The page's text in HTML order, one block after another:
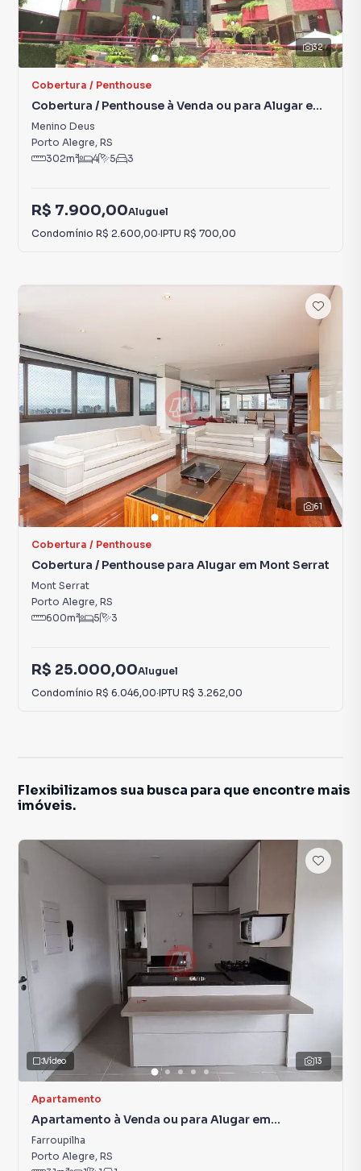
32
Cobertura / Penthouse
Cobertura / Penthouse à Venda ou para Alugar em
Menino Deus
Menino Deus
Porto Alegre, RS
302m² 4 5 3
R$ 7.900,00Aluguel
Condomínio R$ 2.600,00·IPTU R$ 700,00
61
Cobertura / Penthouse
Cobertura / Penthouse para Alugar em Mont Serrat
Mont Serrat
Porto Alegre, RS
600m² 5 3
R$ 25.000,00Aluguel
Condomínio R$ 6.046,00·IPTU R$ 3.262,00
Flexibilizamos sua busca para que encontre mais
imóveis.
13
Vídeo
Apartamento
Apartamento à Venda ou para Alugar em
Farroupilha
Farroupilha
Porto Alegre, RS